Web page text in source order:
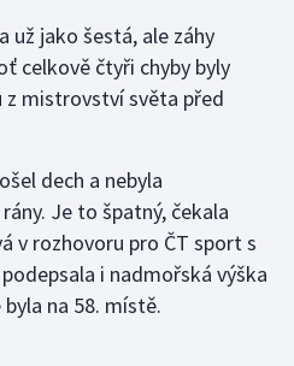
už jako šestá, ale záhy
celkově čtyři chyby byly
z mistrovství světa před
dech a nebyla
Je to špatný, čekala
v rozhovoru pro ČT sport s
i nadmořská výška
na 58. místě.